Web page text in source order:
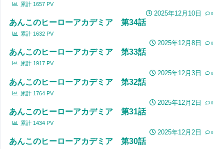
累計 1657 PV
2025年12月10日 0
あんこのヒーローアカデミア 第34話
累計 1632 PV
2025年12月8日 0
あんこのヒーローアカデミア 第33話
累計 1917 PV
2025年12月3日 0
あんこのヒーローアカデミア 第32話
累計 1764 PV
2025年12月2日 0
あんこのヒーローアカデミア 第31話
累計 1434 PV
2025年12月2日 0
あんこのヒーローアカデミア 第30話